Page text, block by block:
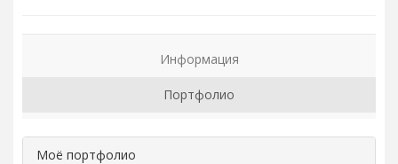
Информация
Портфолио
Моё портфолио